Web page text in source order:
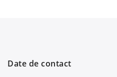
Date de contact